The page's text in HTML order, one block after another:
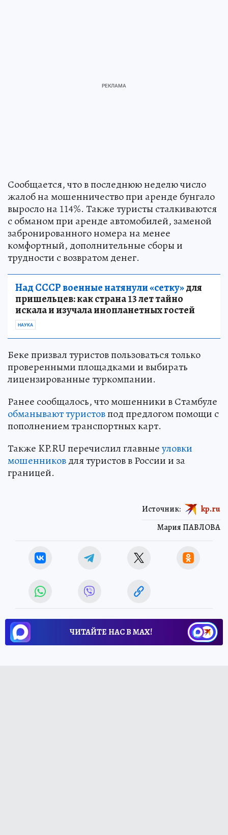
Сообщается, что в последнюю неделю число
жалоб на мошенничество при аренде бунгало
выросло на 114%. Также туристы сталкиваются
с обманом при аренде автомобилей, заменой
забронированного номера на менее
комфортный, дополнительные сборы и
трудности с возвратом денег.
Над СССР военные натянули «сетку»для
пришельцев: как страна 13 лет тайно
искала и изучала инопланетных гостей
НАУКА
Беке призвал туристов пользоваться только
проверенными площадками и выбирать
лицензированные туркомпании.
Ранее сообщалось, что мошенники в Стамбуле
обманывают туристовпод предлогом помощи с
пополнением транспортных карт.
Также KP.RU перечислил главныеуловки
мошенниковдля туристов в России и за
границей.
Мария ПАВЛОВА
Источник: kp.ru
ЧИТАЙТЕ НАС В МАХ!